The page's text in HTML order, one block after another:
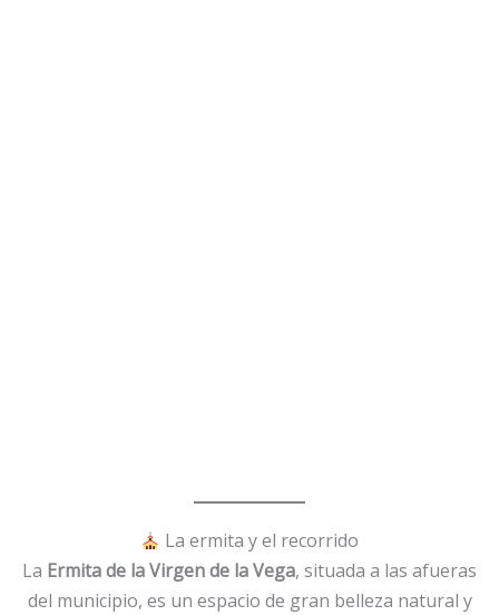
La ermita y el recorrido
La Ermita de la Virgen de la Vega, situada a las afueras
del municipio, es un espacio de gran belleza natural y